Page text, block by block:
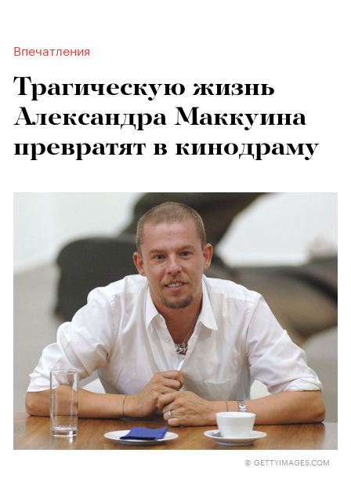
Впечатления
Трагическую жизнь
Александра Маккуина
превратят в кинодраму
© GETTYIMAGES.COM